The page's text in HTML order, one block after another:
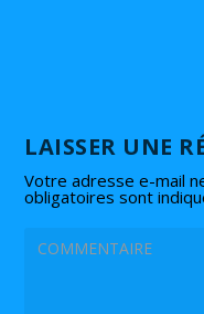
LAISSER UNE
Votre adresse e-mail
obligatoires sont